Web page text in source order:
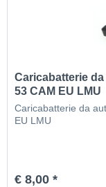
Caricabatterie
53 CAM EU LMU
Caricabatterie da
EU LMU
€ 8,00 *